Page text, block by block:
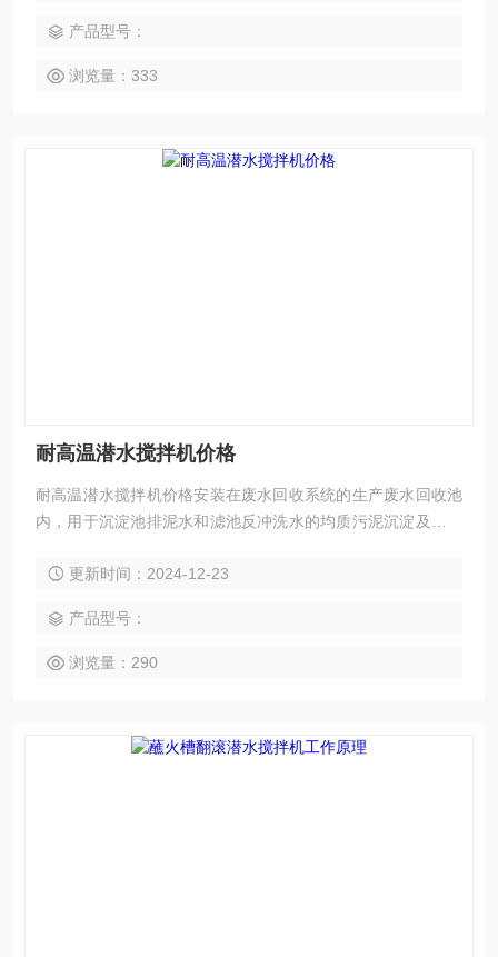
导杆系统搅拌器全部的重量受力在提升支架上，并且这个支架
可承受搅拌器产生的推力。
产品型号：
浏览量：333
耐高温潜水搅拌机价格
耐高温潜水搅拌机价格安装在废水回收系统的生产废水回收池
内，用于沉淀池排泥水和滤池反冲洗水的均质污泥沉淀及避免
更新时间：2024-12-23
产品型号：
浏览量：290